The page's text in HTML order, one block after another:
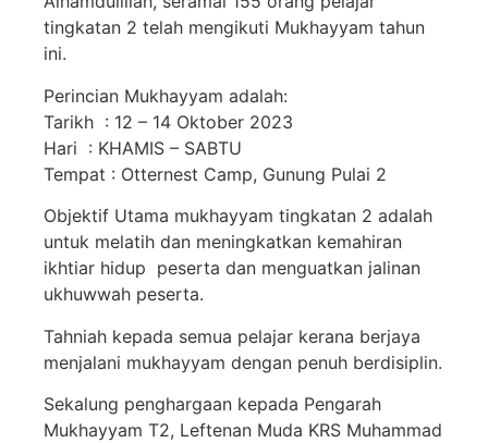
tingkatan 2 telah mengikuti Mukhayyam tahun
ini.
Perincian Mukhayyam adalah:
Tarikh : 12 – 14 Oktober 2023
Hari : KHAMIS – SABTU
Tempat : Otternest Camp, Gunung Pulai 2
Objektif Utama mukhayyam tingkatan 2 adalah
untuk melatih dan meningkatkan kemahiran
ikhtiar hidup peserta dan menguatkan jalinan
ukhuwwah peserta.
Tahniah kepada semua pelajar kerana berjaya
menjalani mukhayyam dengan penuh berdisiplin.
Sekalung penghargaan kepada Pengarah
Mukhayyam T2, Leftenan Muda KRS Muhammad